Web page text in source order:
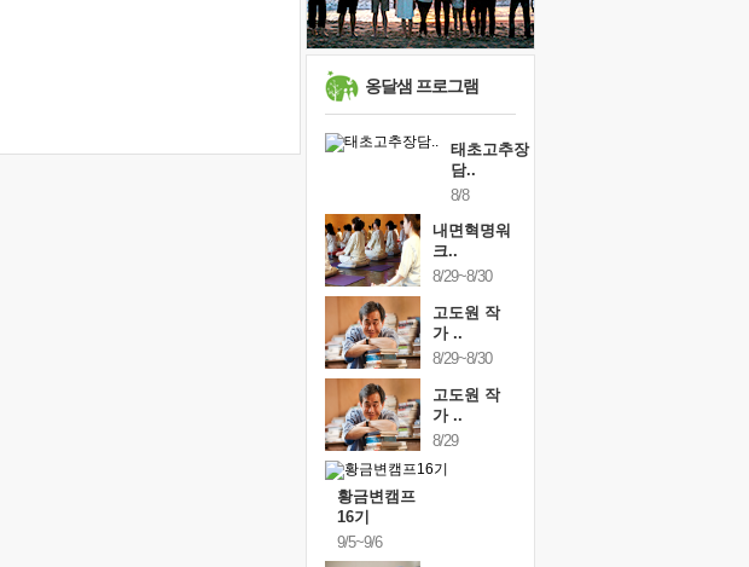
보고 싶은 어머니
유년 시절의 부산 영도 바다
못된 꼰대들
거울 속의 나
옹달샘 프로그램
태초고추장
담..
8/8
내면혁명워
크..
8/29~8/30
고도원 작
가 ..
8/29~8/30
고도원 작
가 ..
8/29
황금변캠프
16기
9/5~9/6